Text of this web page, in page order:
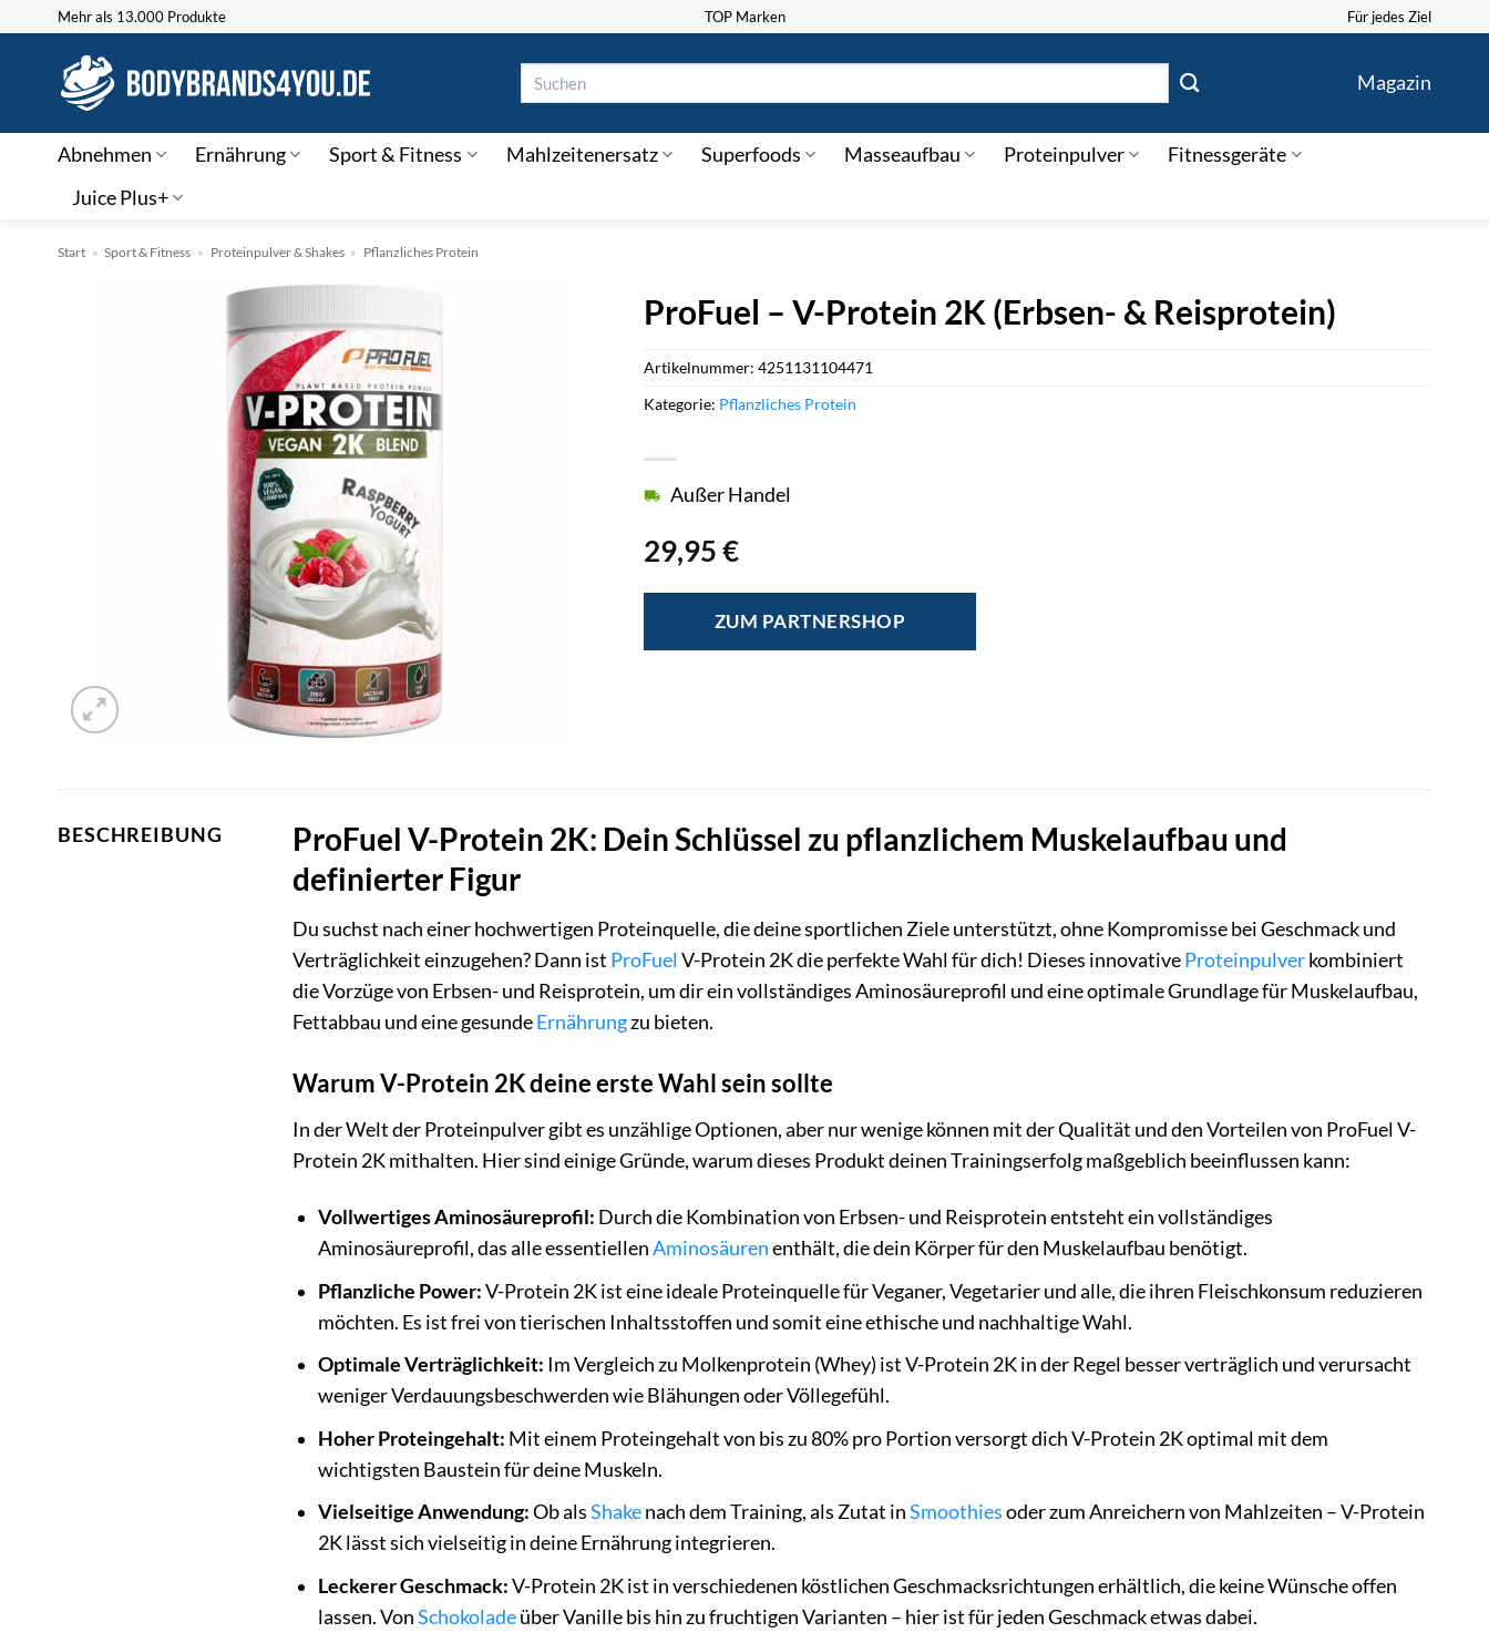
springen
Mehr als 13.000 Produkte TOP Marken Für jedes Ziel
Magazin
Abnehmen Ernährung Sport & Fitness Mahlzeitenersatz Superfoods Masseaufbau Proteinpulver
Fitnessgeräte
Juice Plus+
Start » Sport & Fitness » Proteinpulver & Shakes » Pflanzliches Protein
ProFuel – V-Protein 2K (Erbsen- & Reisprotein)
29,95€
Außer Handel
ZUM PARTNERSHOP
Artikelnummer:4251131104471
Kategorie: Pflanzliches Protein
BESCHREIBUNG
ProFuel V-Protein 2K: Dein Schlüssel zu pflanzlichem Muskelaufbau und
definierter Figur
Du suchst nach einer hochwertigen Proteinquelle, die deine sportlichen Ziele unterstützt, ohne Kompromisse bei Geschmack und
Verträglichkeit einzugehen? Dann ist ProFuel V-Protein 2K die perfekte Wahl für dich! Dieses innovativeProteinpulverkombiniert
die Vorzüge von Erbsen- und Reisprotein, um dir ein vollständiges Aminosäureprofil und eine optimale Grundlage für Muskelaufbau,
Fettabbau und eine gesundeErnährungzu bieten.
Warum V-Protein 2K deine erste Wahl sein sollte
In der Welt der Proteinpulver gibt es unzählige Optionen, aber nur wenige können mit der Qualität und den Vorteilen von ProFuel V-
Protein 2K mithalten. Hier sind einige Gründe, warum dieses Produkt deinen Trainingserfolg maßgeblich beeinflussen kann:
Vollwertiges Aminosäureprofil: Durch die Kombination von Erbsen- und Reisprotein entsteht ein vollständiges
Aminosäureprofil, das alle essentiellenAminosäurenenthält, die dein Körper für den Muskelaufbau benötigt.
Pflanzliche Power:V-Protein 2K ist eine ideale Proteinquelle für Veganer, Vegetarier und alle, die ihren Fleischkonsum reduzieren
möchten. Es ist frei von tierischen Inhaltsstoffen und somit eine ethische und nachhaltige Wahl.
Optimale Verträglichkeit: Im Vergleich zu Molkenprotein (Whey) ist V-Protein 2K in der Regel besser verträglich und verursacht
weniger Verdauungsbeschwerden wie Blähungen oder Völlegefühl.
Hoher Proteingehalt: Mit einem Proteingehalt von bis zu 80% pro Portion versorgt dich V-Protein 2K optimal mit dem
wichtigsten Baustein für deine Muskeln.
Vielseitige Anwendung:Ob alsShakenach dem Training, als Zutat inSmoothiesoder zum Anreichern von Mahlzeiten – V-Protein
2K lässt sich vielseitig in deine Ernährung integrieren.
Leckerer Geschmack:V-Protein 2K ist in verschiedenen köstlichen Geschmacksrichtungen erhältlich, die keine Wünsche offen
lassen. VonSchokoladeüber Vanille bis hin zu fruchtigen Varianten – hier ist für jeden Geschmack etwas dabei.